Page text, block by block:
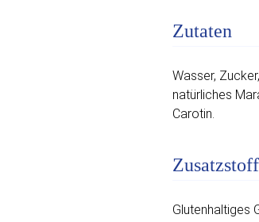
Zutaten
Wasser,
natürliches
Carotin.
Glutenhaltiges